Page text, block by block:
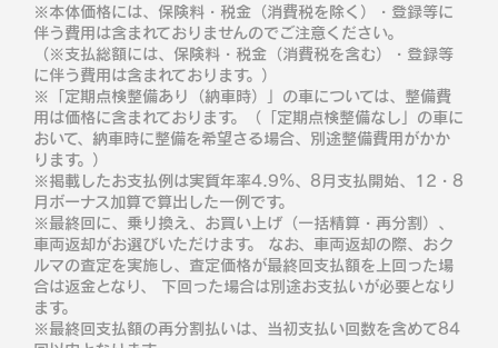
※本体価格には、保険料・税金（消費税を除く）・登録等に
伴う費用は含まれておりませんのでご注意ください。
（※支払総額には、保険料・税金（消費税を含む）・登録等
に伴う費用は含まれております。）
※「定期点検整備あり（納車時）」の車については、整備費
用は価格に含まれております。（「定期点検整備なし」の車に
おいて、納車時に整備を希望さる場合、別途整備費用がかか
ります。）
※掲載したお支払例は実質年率4.9％、8月支払開始、12・8
月ボーナス加算で算出した一例です。
※最終回に、乗り換え、お買い上げ（一括精算・再分割）、
車両返却がお選びいただけます。 なお、車両返却の際、おク
ルマの査定を実施し、査定価格が最終回支払額を上回った場
合は返金となり、 下回った場合は別途お支払いが必要となり
ます。
※最終回支払額の再分割払いは、当初支払い回数を含めて84